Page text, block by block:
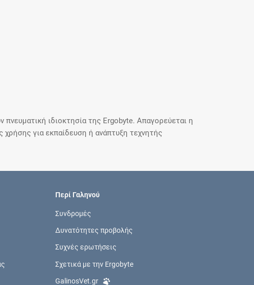
ιδιοκτησία της Ergobyte. Απαγορεύεται η
για εκπαίδευση ή ανάπτυξη τεχνητής
Περί Γαληνού
Συνδρομές
Δυνατότητες προβολής
Συχνές ερωτήσεις
Σχετικά με την Ergobyte
GalinosVet.gr